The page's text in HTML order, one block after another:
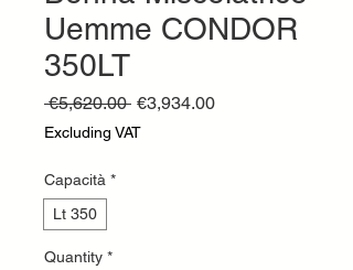
Uemme CONDOR
350LT
€5,620.00 Regular
Price
€3,934.00Sale
Excluding VAT
Capacità *
Lt 350
Quantity *